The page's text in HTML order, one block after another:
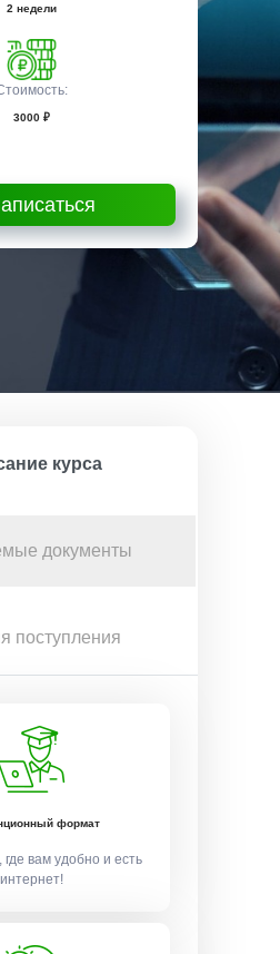
2 недели
3000 ₽
курса
документы
поступления
формат
где вам удобно и есть
интернет!